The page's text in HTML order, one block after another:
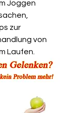
Joggen
zur
von
Laufen.